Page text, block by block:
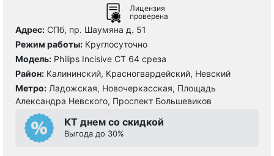
Лицензия
проверена
Адрес: СПб, пр. Шаумяна д. 51
Режим работы: Круглосуточно
Модель: Philips Incisive CT 64 среза
Район: Калининский, Красногвардейский, Невский
Метро: Ладожская, Новочеркасская, Площадь
Александра Невского, Проспект Большевиков
КТ днем со скидкой
Выгода до 30%